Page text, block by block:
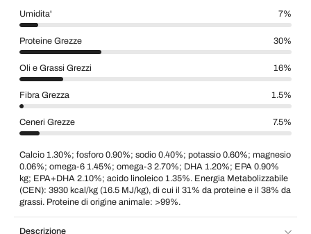
Umidita' 7%
Proteine Grezze 30%
Oli e Grassi Grezzi 16%
Fibra Grezza 1.5%
Ceneri Grezze 7.5%
Calcio 1.30%; fosforo 0.90%; sodio 0.40%; potassio 0.60%; magnesio
0.06%; omega-6 1.45%; omega-3 2.70%; DHA 1.20%; EPA 0.90%
kg; EPA+DHA 2.10%; acido linoleico 1.35%. Energia Metabolizzabile
(CEN): 3930 kcal/kg (16.5 MJ/kg), di cui il 31% da proteine e il 38% da
grassi. Proteine di origine animale: >99%.
Descrizione